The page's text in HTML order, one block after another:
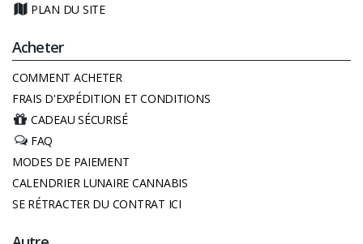
PLAN DU SITE
Acheter
COMMENT ACHETER
FRAIS D'EXPÉDITION ET CONDITIONS
CADEAU SÉCURISÉ
FAQ
MODES DE PAIEMENT
CALENDRIER LUNAIRE CANNABIS
SE RÉTRACTER DU CONTRAT ICI